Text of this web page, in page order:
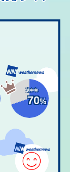
適中率
70%